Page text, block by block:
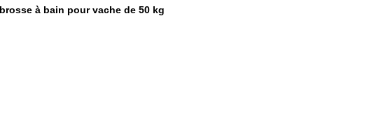
à bain pour vache de 50 kg